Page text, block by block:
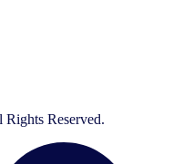
Reserved.